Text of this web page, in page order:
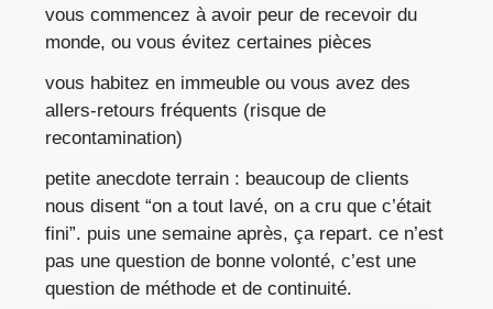
vous commencez à avoir peur de recevoir du
monde, ou vous évitez certaines pièces
vous habitez en immeuble ou vous avez des
allers-retours fréquents (risque de
recontamination)
petite anecdote terrain : beaucoup de clients
nous disent “on a tout lavé, on a cru que c’était
fini”. puis une semaine après, ça repart. ce n’est
pas une question de bonne volonté, c’est une
question de méthode et de continuité.